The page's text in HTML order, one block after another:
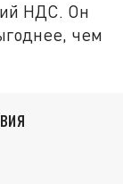
НДС. Он
чем